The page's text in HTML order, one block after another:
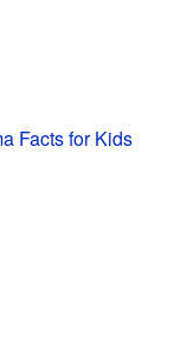
Facts for Kids